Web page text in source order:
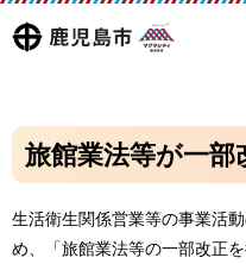
鹿児島
マグ
マシ
旅館業法等が一部
生活衛生関係営業等の事業活
め、「旅館業法等の一部改正